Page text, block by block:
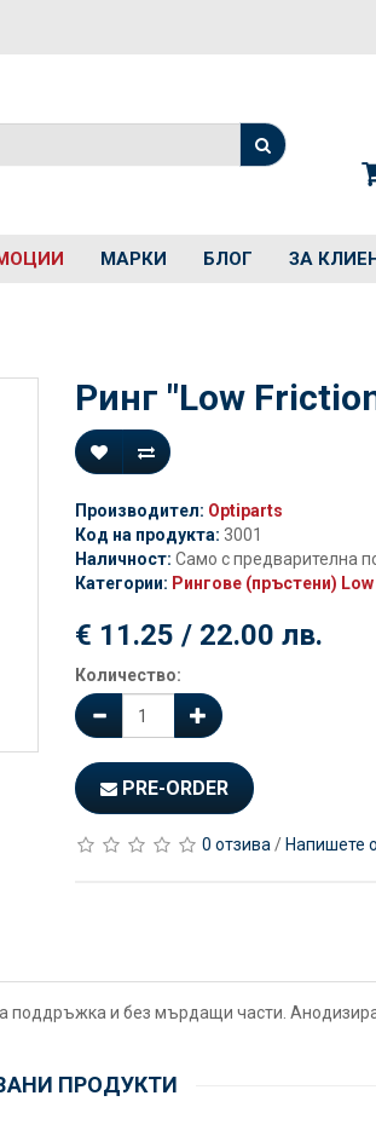
МАРКИ БЛОГ ЗА
Ринг "Low
Производител: Optiparts
Код на продукта: 3001
Наличност: Само с предварителна
Категории: Рингове (пръстени)
€ 11.25 / 22.00 лв.
Количество:
PRE-ORDER
0 отзива / Напишете
поддръжка и без мърдащи части.
ПРОДУКТИ